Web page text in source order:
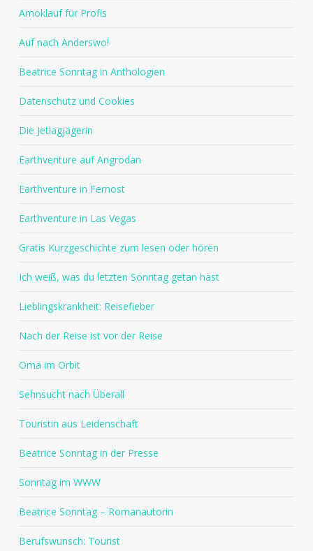
Amoklauf für Profis
Auf nach Anderswo!
Beatrice Sonntag in Anthologien
Datenschutz und Cookies
Die Jetlagjägerin
Earthventure auf Angrodan
Earthventure in Fernost
Earthventure in Las Vegas
Gratis Kurzgeschichte zum lesen oder hören
Ich weiß, was du letzten Sonntag getan hast
Lieblingskrankheit: Reisefieber
Nach der Reise ist vor der Reise
Oma im Orbit
Sehnsucht nach Überall
Touristin aus Leidenschaft
Beatrice Sonntag in der Presse
Sonntag im WWW
Beatrice Sonntag – Romanautorin
Berufswunsch: Tourist